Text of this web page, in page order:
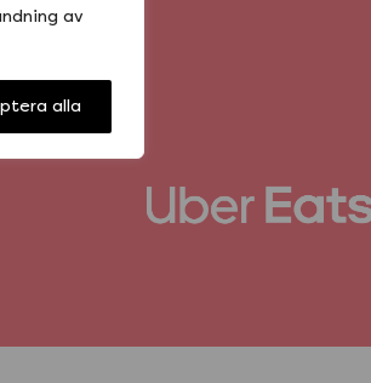
av
alla